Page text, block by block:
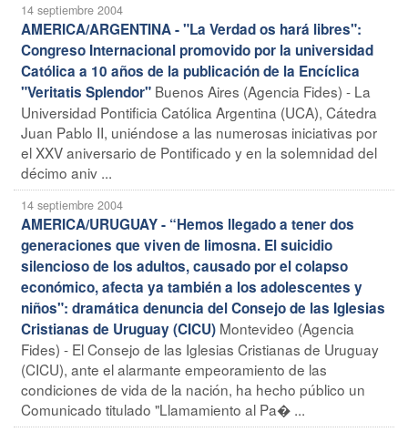
14 septiembre 2004
AMERICA/ARGENTINA - "La Verdad os hará libres":
Congreso Internacional promovido por la universidad
Católica a 10 años de la publicación de la Encíclica
"Veritatis Splendor" Buenos Aires (Agencia Fides) - La
Universidad Pontificia Católica Argentina (UCA), Cátedra
Juan Pablo II, uniéndose a las numerosas iniciativas por
el XXV aniversario de Pontificado y en la solemnidad del
décimo aniv ...
14 septiembre 2004
AMERICA/URUGUAY - “Hemos llegado a tener dos
generaciones que viven de limosna. El suicidio
silencioso de los adultos, causado por el colapso
económico, afecta ya también a los adolescentes y
niños": dramática denuncia del Consejo de las Iglesias
Cristianas de Uruguay (CICU) Montevideo (Agencia
Fides) - El Consejo de las Iglesias Cristianas de Uruguay
(CICU), ante el alarmante empeoramiento de las
condiciones de vida de la nación, ha hecho público un
Comunicado titulado "Llamamiento al Pa� ...